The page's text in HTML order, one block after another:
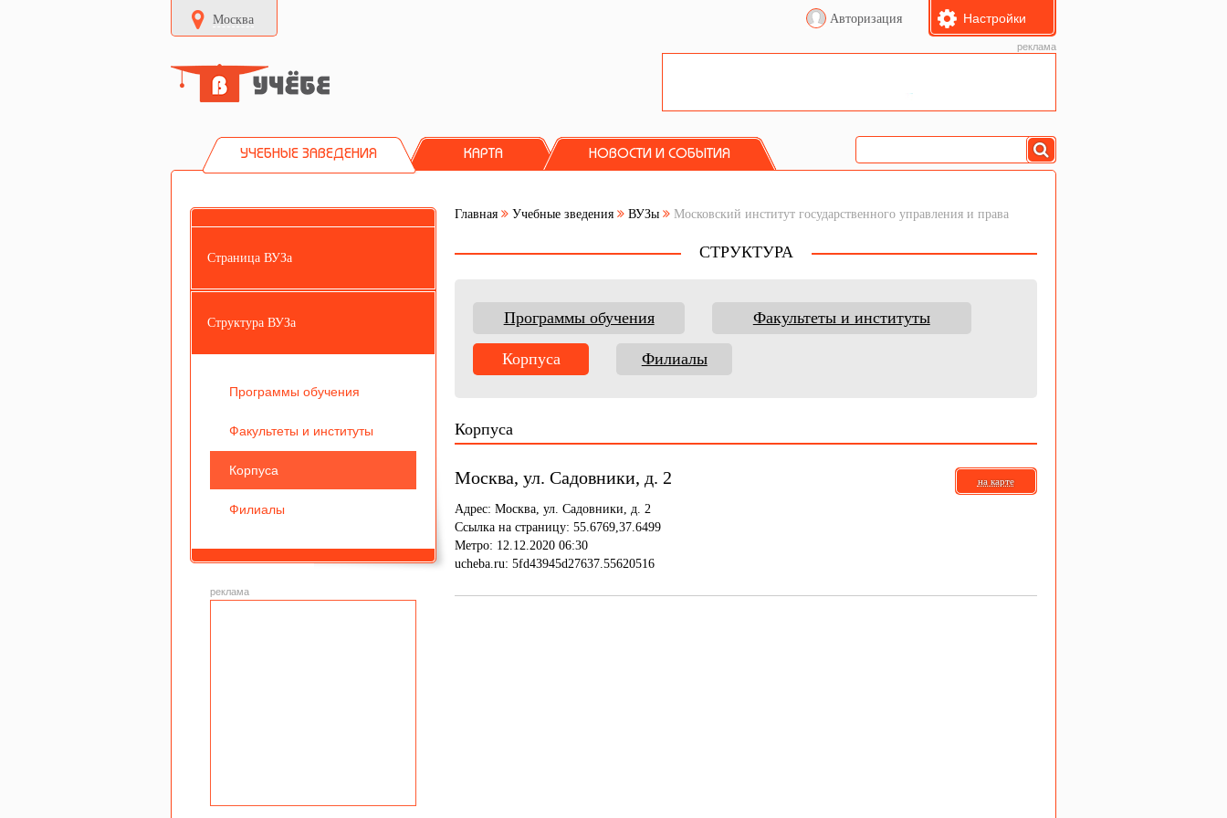
Москва Авторизация Настройки
реклама
УЧЕБНЫЕ ЗАВЕДЕНИЯ КАРТА НОВОСТИ И СОБЫТИЯ
Страница ВУЗа
Структура ВУЗа
Программы обучения
Факультеты и институты
Корпуса
Филиалы
реклама
Главная Учебные зведения ВУЗы Московский институт государственного управления и права
СТРУКТУРА
Программы обучения Факультеты и институты
Корпуса Филиалы
Корпуса
на карте
Москва, ул. Садовники, д. 2
Адрес: Москва, ул. Садовники, д. 2
Ссылка на страницу: 55.6769,37.6499
Метро: 12.12.2020 06:30
ucheba.ru: 5fd43945d27637.55620516